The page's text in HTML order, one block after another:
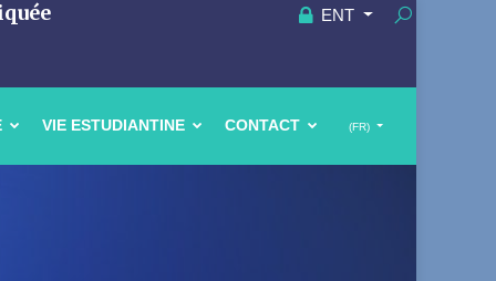
ENT
(FR)
VIE ESTUDIANTINE CONTACT